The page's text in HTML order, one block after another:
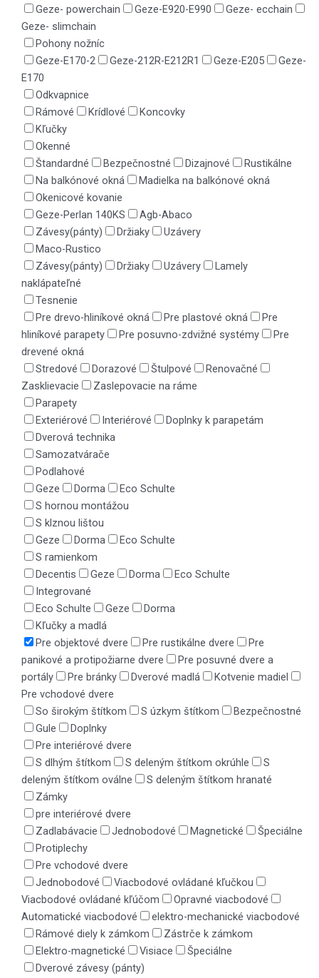
Geze- powerchain
Geze-E920-E990
Geze- ecchain
Geze- slimchain
Pohony nožníc
Geze-E170-2
Geze-212R-E212R1 Geze-E205
Geze-
E170
Odkvapnice
Rámové
Krídlové
Koncovky
Kľučky
Okenné
Štandardné
Bezpečnostné Dizajnové
Rustikálne
Na balkónové okná
Madielka na balkónové okná
Okenicové kovanie
Geze-Perlan 140KS
Agb-Abaco
Závesy(pánty)
Držiaky
Uzávery
Maco-Rustico
Závesy(pánty)
Držiaky Uzávery
Lamely
naklápateľné
Tesnenie
Pre drevo-hliníkové okná
Pre plastové okná
Pre
hliníkové parapety
Pre posuvno-zdvižné systémy
Pre
drevené okná
Stredové
Dorazové Štulpové
Renovačné
Zasklievacie
Zaslepovacie na ráme
Parapety
Exteriérové
Interiérové
Doplnky k parapetám
Dverová technika
Samozatvárače
Podlahové
Geze
Dorma
Eco Schulte
S hornou montážou
S klznou lištou
Geze
Dorma
Eco Schulte
S ramienkom
Decentis
Geze Dorma
Eco Schulte
Integrované
Eco Schulte
Geze
Dorma
Kľučky a madlá
Pre objektové dvere
Pre rustikálne dvere
Pre
panikové a protipožiarne dvere
Pre posuvné dvere a
portály
Pre bránky Dverové madlá
Kotvenie madiel
Pre vchodové dvere
So širokým štítkom
S úzkym štítkom
Bezpečnostné
Gule
Doplnky
Pre interiérové dvere
S dlhým štítkom
S deleným štítkom okrúhle
S
deleným štítkom oválne
S deleným štítkom hranaté
Zámky
pre interiérové dvere
Zadlabávacie
Jednobodové Magnetické
Špeciálne
Protiplechy
Pre vchodové dvere
Jednobodové
Viacbodové ovládané kľučkou
Viacbodové ovládané kľúčom
Opravné viacbodové
Automatické viacbodové
elektro-mechanické viacbodové
Rámové diely k zámkom
Zástrče k zámkom
Elektro-magnetické
Visiace
Špeciálne
Dverové závesy (pánty)